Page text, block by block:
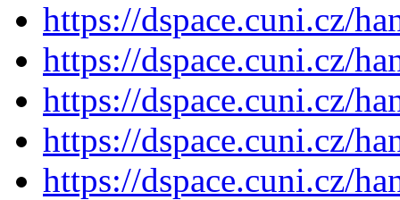
https://dspace.cuni.cz/
https://dspace.cuni.cz/
https://dspace.cuni.cz/
https://dspace.cuni.cz/
https://dspace.cuni.cz/